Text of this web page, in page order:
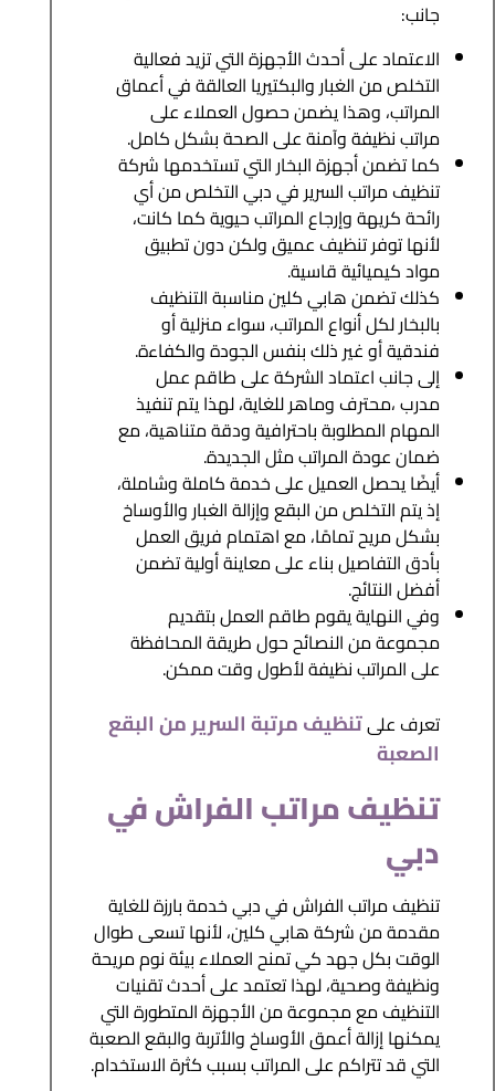
جانب:
الاعتماد على أحدث الأجهزة التي تزيد فعالية
التخلص من الغبار والبكتيريا العالقة في أعماق
المراتب، وهذا يضمن حصول العملاء على
مراتب نظيفة وآمنة على الصحة بشكل كامل.
كما تضمن أجهزة البخار التي تستخدمها شركة
تنظيف مراتب السرير في دبي التخلص من أي
رائحة كريهة وإرجاع المراتب حيوية كما كانت،
لأنها توفر تنظيف عميق ولكن دون تطبيق
مواد كيميائية قاسية.
كذلك تضمن هابي كلين مناسبة التنظيف
بالبخار لكل أنواع المراتب، سواء منزلية أو
فندقية أو غير ذلك بنفس الجودة والكفاءة.
إلى جانب اعتماد الشركة على طاقم عمل
مدرب ،محترف وماهر للغاية، لهذا يتم تنفيذ
المهام المطلوبة باحترافية ودقة متناهية، مع
ضمان عودة المراتب مثل الجديدة.
أيضًا يحصل العميل على خدمة كاملة وشاملة،
إذ يتم التخلص من البقع وإزالة الغبار والأوساخ
بشكل مريح تمامًا، مع اهتمام فريق العمل
بأدق التفاصيل بناء على معاينة أولية تضمن
أفضل النتائج.
وفي النهاية يقوم طاقم العمل بتقديم
مجموعة من النصائح حول طريقة المحافظة
على المراتب نظيفة لأطول وقت ممكن.
تعرف علىتنظيف مرتبة السرير من البقع
الصعبة
تنظيف مراتب الفراش في
دبي
تنظيف مراتب الفراش في دبي خدمة بارزة للغاية
مقدمة من شركة هابي كلين، لأنها تسعى طوال
الوقت بكل جهد كي تمنح العملاء بيئة نوم مريحة
ونظيفة وصحية، لهذا تعتمد على أحدث تقنيات
التنظيف مع مجموعة من الأجهزة المتطورة التي
يمكنها إزالة أعمق الأوساخ والأتربة والبقع الصعبة
التي قد تتراكم على المراتب بسبب كثرة الاستخدام.